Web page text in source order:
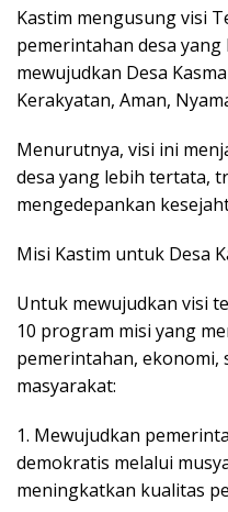
Kastim mengusung visi
pemerintahan desa
mewujudkan Desa
Kerakyatan, Aman,
Menurutnya, visi ini
desa yang lebih tertata,
mengedepankan
Misi Kastim untuk Desa
Untuk mewujudkan visi
10 program misi yang
pemerintahan, ekonomi,
masyarakat:
1. Mewujudkan
demokratis melalui
meningkatkan kualitas